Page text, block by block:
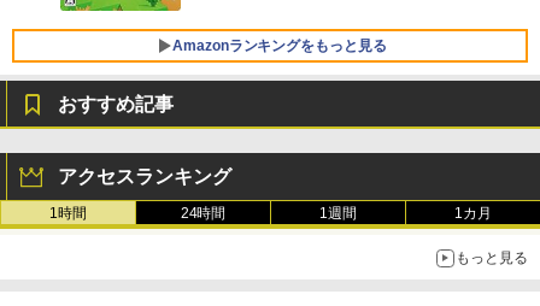
VWK3E15W_AZ
￥139,880
Amazonランキングをもっと見る
￥1,766
ンチディスプレイ、色調調節ライト、12
週間持続バッテリー、広告なし、ブラッ
ク
おすすめ記事
アクセスランキング
1時間 24時間 1週間 1カ月
もっと見る